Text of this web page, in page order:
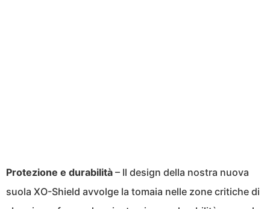
Protezione e durabilità – Il design della nostra nuova
suola XO-Shield avvolge la tomaia nelle zone critiche di